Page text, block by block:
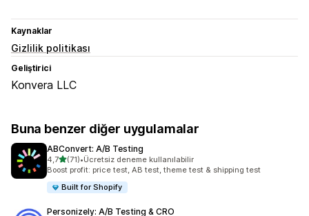
Kaynaklar
Gizlilik politikası
Geliştirici
Konvera LLC
Buna benzer diğer uygulamalar
ABConvert: A/B Testing
4,75 yıldız üzerinden
(71)
toplam 71 değerlendirme
•Ücretsiz deneme kullanılabilir
Boost profit: price test, AB test, theme test & shipping test
Built for Shopify
Personizely: A/B Testing & CRO